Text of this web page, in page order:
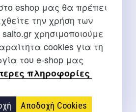
eshop μας θα πρέπει
την χρήση των
χρησιμοποιούμε
cookies για τη
του e-shop μας
πληροφορίες
Αποδοχή Cookies
υποστήριξη παραγγελιών μέσω του
Θεσσαλονίκη